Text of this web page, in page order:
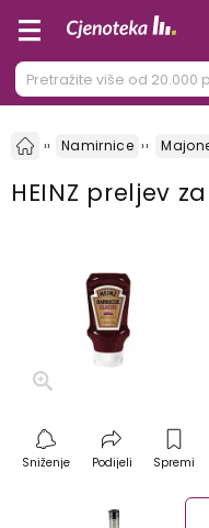
Namirnice
HEINZ preljev
Sniženje Podijeli Spremi